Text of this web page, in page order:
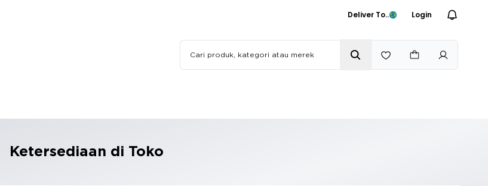
Deliver To.. Login
Ketersediaan di Toko